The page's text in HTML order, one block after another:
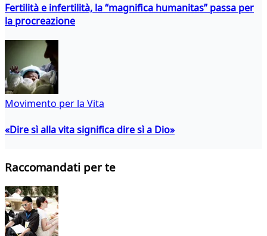
Fertilità e infertilità, la “magnifica humanitas” passa per
la procreazione
Movimento per la Vita
«Dire sì alla vita significa dire sì a Dio»
Raccomandati per te